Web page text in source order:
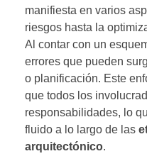
manifiesta en varios
riesgos hasta la
Al contar con un
errores que pueden
o planificación. Este
que todos los
responsabilidades, lo
fluido a lo largo de las
arquitectónico.